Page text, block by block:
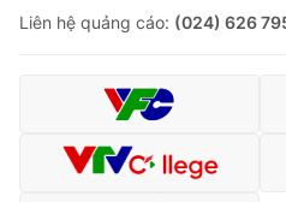
Liên hệ quảng cáo: (024) 626